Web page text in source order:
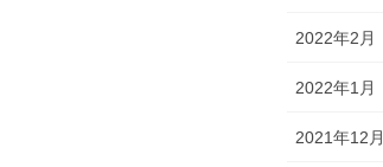
2022年2月
2022年1月
2021年12月